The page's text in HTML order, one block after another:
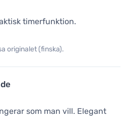
timerfunktion.
originalet (finska).
som man vill. Elegant